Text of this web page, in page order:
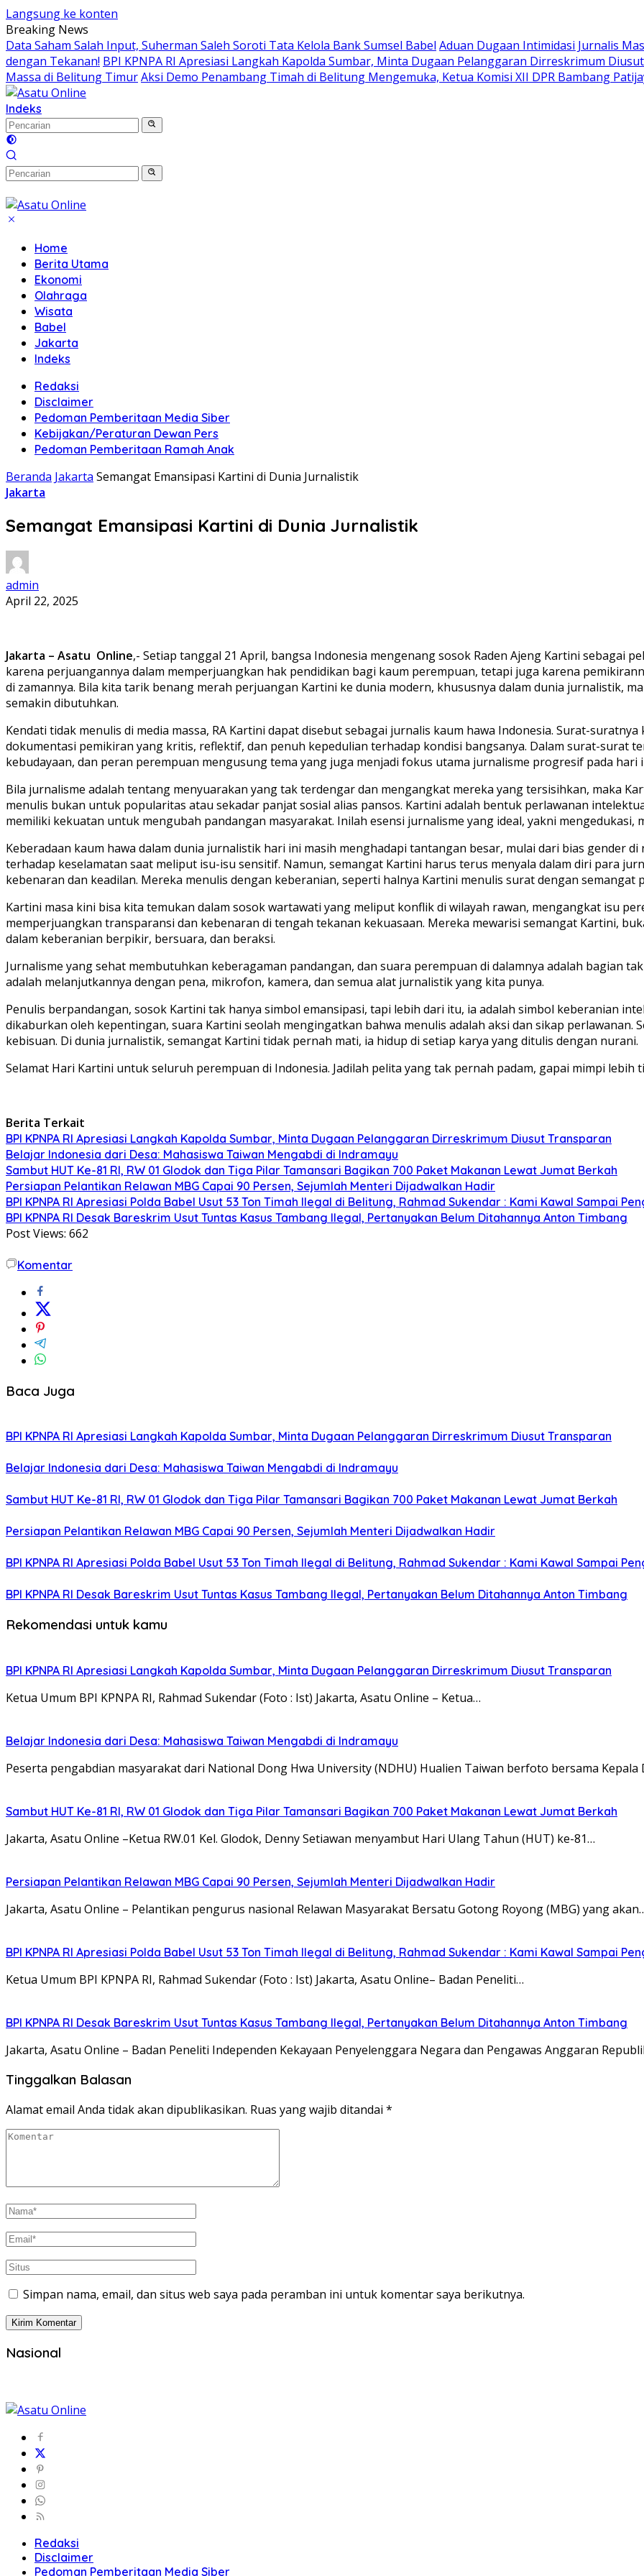
Langsung ke konten
Breaking News
Data Saham Salah Input, Suherman Saleh Soroti Tata Kelola Bank Sumsel Babel Aduan Dugaan Intimidasi Jurnalis
dengan Tekanan! BPI KPNPA RI Apresiasi Langkah Kapolda Sumbar, Minta Dugaan Pelanggaran Dirreskrimum
Massa di Belitung TimurAksi Demo Penambang Timah di Belitung Mengemuka, Ketua Komisi XII DPR Bambang
Indeks
Home
Berita Utama
Ekonomi
Olahraga
Wisata
Babel
Jakarta
Indeks
Redaksi
Disclaimer
Pedoman Pemberitaan Media Siber
Kebijakan/Peraturan Dewan Pers
Pedoman Pemberitaan Ramah Anak
Beranda Jakarta Semangat Emansipasi Kartini di Dunia Jurnalistik
Jakarta
Semangat Emansipasi Kartini di Dunia Jurnalistik
admin
April 22, 2025
Jakarta – Asatu Online,- Setiap tanggal 21 April, bangsa Indonesia mengenang sosok Raden Ajeng Kartini sebagai
karena perjuangannya dalam memperjuangkan hak pendidikan bagi kaum perempuan, tetapi juga karena
di zamannya. Bila kita tarik benang merah perjuangan Kartini ke dunia modern, khususnya dalam dunia jurnalistik,
semakin dibutuhkan.
Kendati tidak menulis di media massa, RA Kartini dapat disebut sebagai jurnalis kaum hawa Indonesia. Surat-
dokumentasi pemikiran yang kritis, reflektif, dan penuh kepedulian terhadap kondisi bangsanya. Dalam surat-surat
kebudayaan, dan peran perempuan mengusung tema yang juga menjadi fokus utama jurnalisme progresif pada hari
Bila jurnalisme adalah tentang menyuarakan yang tak terdengar dan mengangkat mereka yang tersisihkan, maka
menulis bukan untuk popularitas atau sekadar panjat sosial alias pansos. Kartini adalah bentuk perlawanan
memiliki kekuatan untuk mengubah pandangan masyarakat. Inilah esensi jurnalisme yang ideal, yakni mengedukasi,
Keberadaan kaum hawa dalam dunia jurnalistik hari ini masih menghadapi tantangan besar, mulai dari bias gender
terhadap keselamatan saat meliput isu-isu sensitif. Namun, semangat Kartini harus terus menyala dalam diri para
kebenaran dan keadilan. Mereka menulis dengan keberanian, seperti halnya Kartini menulis surat dengan semangat
Kartini masa kini bisa kita temukan dalam sosok wartawati yang meliput konflik di wilayah rawan, mengangkat isu
memperjuangkan transparansi dan kebenaran di tengah tekanan kekuasaan. Mereka mewarisi semangat Kartini,
dalam keberanian berpikir, bersuara, dan beraksi.
Jurnalisme yang sehat membutuhkan keberagaman pandangan, dan suara perempuan di dalamnya adalah bagian
adalah melanjutkannya dengan pena, mikrofon, kamera, dan semua alat jurnalistik yang kita punya.
Penulis berpandangan, sosok Kartini tak hanya simbol emansipasi, tapi lebih dari itu, ia adalah simbol keberanian
dikaburkan oleh kepentingan, suara Kartini seolah mengingatkan bahwa menulis adalah aksi dan sikap perlawanan.
kebisuan. Di dunia jurnalistik, semangat Kartini tidak pernah mati, ia hidup di setiap karya yang ditulis dengan nurani.
Selamat Hari Kartini untuk seluruh perempuan di Indonesia. Jadilah pelita yang tak pernah padam, gapai mimpi lebih
Berita Terkait
BPI KPNPA RI Apresiasi Langkah Kapolda Sumbar, Minta Dugaan Pelanggaran Dirreskrimum Diusut Transparan
Belajar Indonesia dari Desa: Mahasiswa Taiwan Mengabdi di Indramayu
Sambut HUT Ke-81 RI, RW 01 Glodok dan Tiga Pilar Tamansari Bagikan 700 Paket Makanan Lewat Jumat Berkah
Persiapan Pelantikan Relawan MBG Capai 90 Persen, Sejumlah Menteri Dijadwalkan Hadir
BPI KPNPA RI Apresiasi Polda Babel Usut 53 Ton Timah Ilegal di Belitung, Rahmad Sukendar : Kami Kawal Sampai
BPI KPNPA RI Desak Bareskrim Usut Tuntas Kasus Tambang Ilegal, Pertanyakan Belum Ditahannya Anton Timbang
Post Views: 662
Komentar
Baca Juga
BPI KPNPA RI Apresiasi Langkah Kapolda Sumbar, Minta Dugaan Pelanggaran Dirreskrimum Diusut Transparan
Belajar Indonesia dari Desa: Mahasiswa Taiwan Mengabdi di Indramayu
Sambut HUT Ke-81 RI, RW 01 Glodok dan Tiga Pilar Tamansari Bagikan 700 Paket Makanan Lewat Jumat Berkah
Persiapan Pelantikan Relawan MBG Capai 90 Persen, Sejumlah Menteri Dijadwalkan Hadir
BPI KPNPA RI Apresiasi Polda Babel Usut 53 Ton Timah Ilegal di Belitung, Rahmad Sukendar : Kami Kawal Sampai
BPI KPNPA RI Desak Bareskrim Usut Tuntas Kasus Tambang Ilegal, Pertanyakan Belum Ditahannya Anton Timbang
Rekomendasi untuk kamu
BPI KPNPA RI Apresiasi Langkah Kapolda Sumbar, Minta Dugaan Pelanggaran Dirreskrimum Diusut Transparan
Ketua Umum BPI KPNPA RI, Rahmad Sukendar (Foto : Ist) Jakarta, Asatu Online – Ketua…
Belajar Indonesia dari Desa: Mahasiswa Taiwan Mengabdi di Indramayu
Peserta pengabdian masyarakat dari National Dong Hwa University (NDHU) Hualien Taiwan berfoto bersama Kepala
Sambut HUT Ke-81 RI, RW 01 Glodok dan Tiga Pilar Tamansari Bagikan 700 Paket Makanan Lewat Jumat Berkah
Jakarta, Asatu Online –Ketua RW.01 Kel. Glodok, Denny Setiawan menyambut Hari Ulang Tahun (HUT) ke-81…
Persiapan Pelantikan Relawan MBG Capai 90 Persen, Sejumlah Menteri Dijadwalkan Hadir
Jakarta, Asatu Online – Pelantikan pengurus nasional Relawan Masyarakat Bersatu Gotong Royong (MBG) yang
BPI KPNPA RI Apresiasi Polda Babel Usut 53 Ton Timah Ilegal di Belitung, Rahmad Sukendar : Kami Kawal Sampai
Ketua Umum BPI KPNPA RI, Rahmad Sukendar (Foto : Ist) Jakarta, Asatu Online– Badan Peneliti…
BPI KPNPA RI Desak Bareskrim Usut Tuntas Kasus Tambang Ilegal, Pertanyakan Belum Ditahannya Anton Timbang
Jakarta, Asatu Online – Badan Peneliti Independen Kekayaan Penyelenggara Negara dan Pengawas Anggaran
Tinggalkan Balasan
Alamat email Anda tidak akan dipublikasikan. Ruas yang wajib ditandai *
Simpan nama, email, dan situs web saya pada peramban ini untuk komentar saya berikutnya.
Nasional
Redaksi
Disclaimer
Pedoman Pemberitaan Media Siber